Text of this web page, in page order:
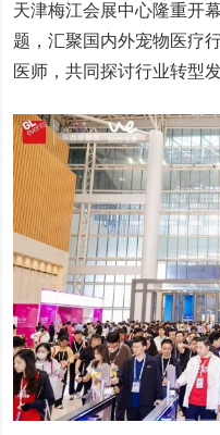
天津梅江会展中心隆重开
题，汇聚国内外宠物医疗
医师，共同探讨行业转型